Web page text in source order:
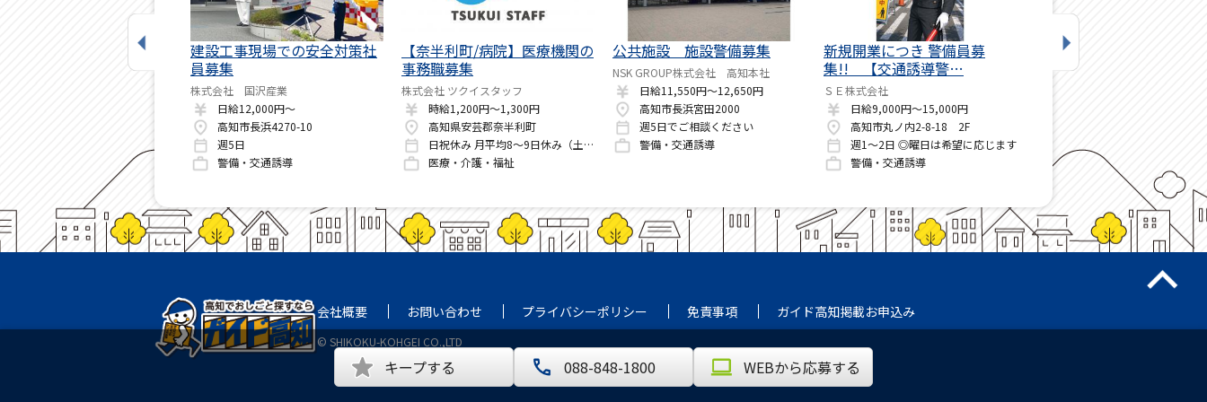
施設 施設警備員募集
GROUP株式会社 高知本社
建設工事現場での安全対策社
員募集
株式会社 国沢産業
日給12,000円～
高知市長浜4270-10
週5日
警備・交通誘導
【奈半利町/病院】医療機関の
事務職募集
株式会社 ツクイスタッフ
時給1,200円～1,300円
高知県安芸郡奈半利町
日祝休み 月平均8～9日休み（土曜日は交代勤務） ※派遣期間中は勤務日数の相談可能です！ ※土日祝休みも相談OK！
医療・介護・福祉
公共施設 施設警備募集
NSK GROUP株式会社 高知本社
日給11,550円～12,650円
高知市長浜宮田2000
週5日でご相談ください
警備・交通誘導
新規開業につき 警備員募
集!! 【交通誘導警…
ＳＥ株式会社
日給9,000円～15,000円
高知市丸ノ内2-8-18 2F
週1～2日 ◎曜日は希望に応じます
警備・交通誘導
愛媛から上陸 オープニン
タッフ募集 未経…
警備・交通誘導
会社概要 お問い合わせ プライバシーポリシー 免責事項 ガイド高知掲載お申込み
© SHIKOKU-KOHGEI CO.,LTD
キープする 088-848-1800 WEBから応募する